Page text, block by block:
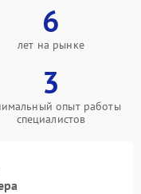
6
лет на рынке
3
опыт работы
специалистов